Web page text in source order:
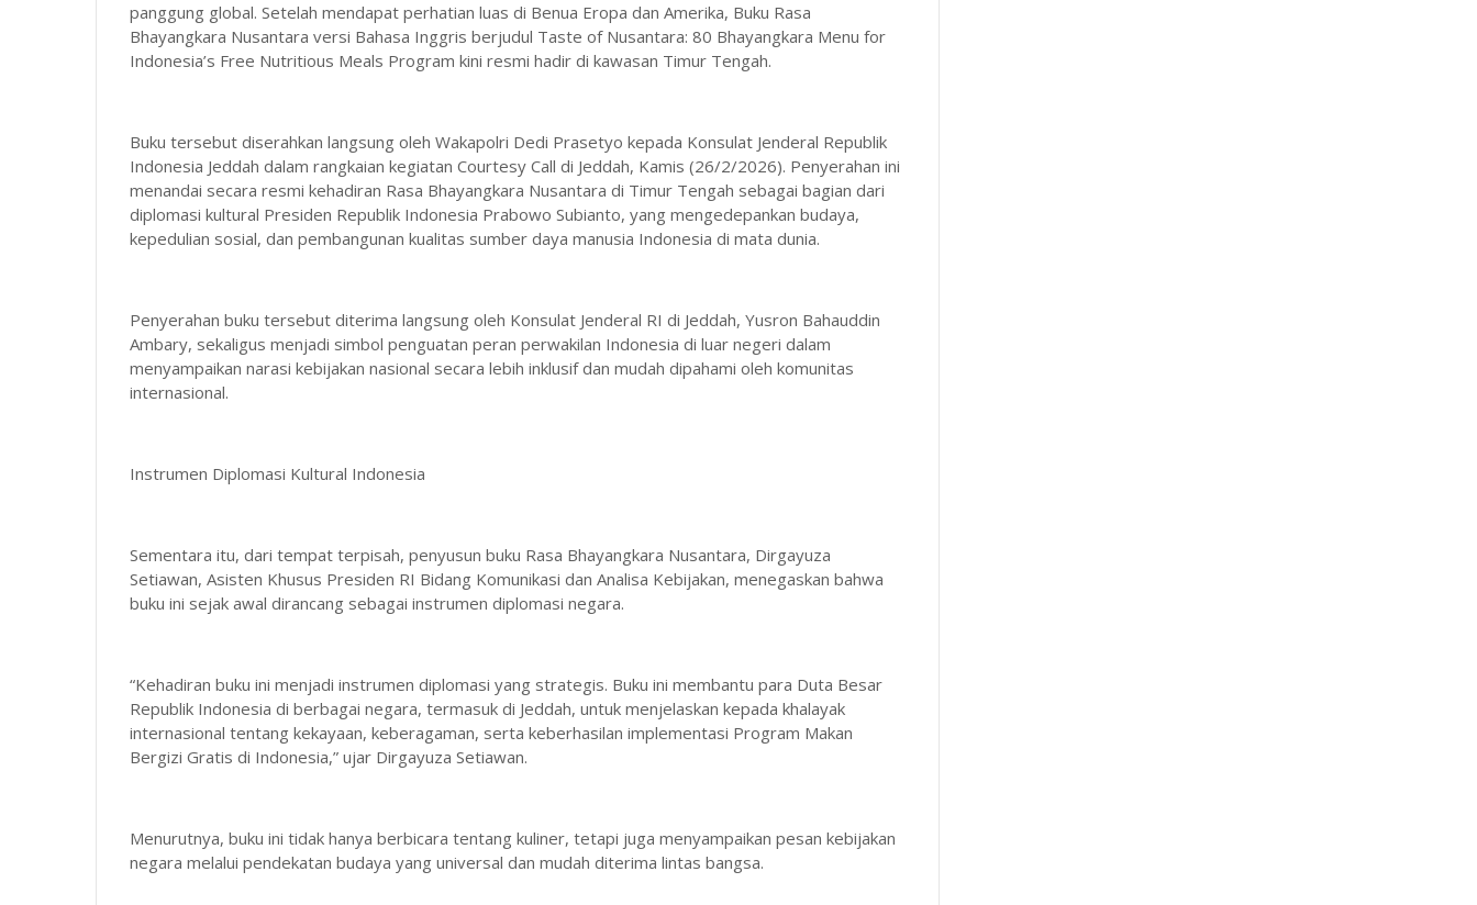
panggung global. Setelah mendapat perhatian luas di Benua Eropa dan Amerika, Buku Rasa
Bhayangkara Nusantara versi Bahasa Inggris berjudul Taste of Nusantara: 80 Bhayangkara Menu for
Indonesia’s Free Nutritious Meals Program kini resmi hadir di kawasan Timur Tengah.
Buku tersebut diserahkan langsung oleh Wakapolri Dedi Prasetyo kepada Konsulat Jenderal Republik
Indonesia Jeddah dalam rangkaian kegiatan Courtesy Call di Jeddah, Kamis (26/2/2026). Penyerahan ini
menandai secara resmi kehadiran Rasa Bhayangkara Nusantara di Timur Tengah sebagai bagian dari
diplomasi kultural Presiden Republik Indonesia Prabowo Subianto, yang mengedepankan budaya,
kepedulian sosial, dan pembangunan kualitas sumber daya manusia Indonesia di mata dunia.
Penyerahan buku tersebut diterima langsung oleh Konsulat Jenderal RI di Jeddah, Yusron Bahauddin
Ambary, sekaligus menjadi simbol penguatan peran perwakilan Indonesia di luar negeri dalam
menyampaikan narasi kebijakan nasional secara lebih inklusif dan mudah dipahami oleh komunitas
internasional.
Instrumen Diplomasi Kultural Indonesia
Sementara itu, dari tempat terpisah, penyusun buku Rasa Bhayangkara Nusantara, Dirgayuza
Setiawan, Asisten Khusus Presiden RI Bidang Komunikasi dan Analisa Kebijakan, menegaskan bahwa
buku ini sejak awal dirancang sebagai instrumen diplomasi negara.
“Kehadiran buku ini menjadi instrumen diplomasi yang strategis. Buku ini membantu para Duta Besar
Republik Indonesia di berbagai negara, termasuk di Jeddah, untuk menjelaskan kepada khalayak
internasional tentang kekayaan, keberagaman, serta keberhasilan implementasi Program Makan
Bergizi Gratis di Indonesia,” ujar Dirgayuza Setiawan.
Menurutnya, buku ini tidak hanya berbicara tentang kuliner, tetapi juga menyampaikan pesan kebijakan
negara melalui pendekatan budaya yang universal dan mudah diterima lintas bangsa.